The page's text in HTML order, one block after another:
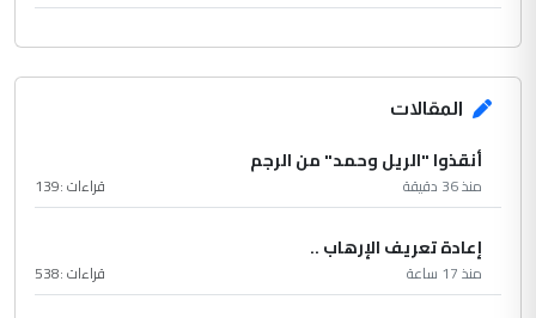
المقالات
أنقذوا "الريل وحمد" من الرجم
منذ 36 دقيقة قراءات :139
إعادة تعريف الإرهاب ..
منذ 17 ساعة قراءات :538